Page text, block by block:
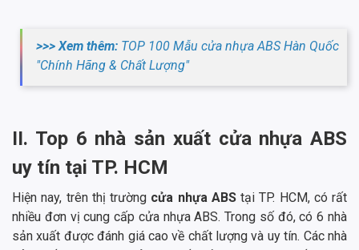
>>> Xem thêm: TOP 100 Mẫu cửa nhựa ABS Hàn Quốc
"Chính Hãng & Chất Lượng"
II. Top 6 nhà sản xuất cửa nhựa ABS
uy tín tại TP. HCM
Hiện nay, trên thị trường cửa nhựa ABStại TP. HCM, có rất
nhiều đơn vị cung cấp cửa nhựa ABS. Trong số đó, có 6 nhà
sản xuất được đánh giá cao về chất lượng và uy tín. Các nhà